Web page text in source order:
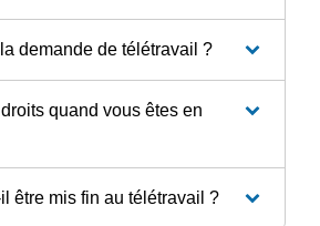
demande de télétravail ?
quand vous êtes en
être mis fin au télétravail ?